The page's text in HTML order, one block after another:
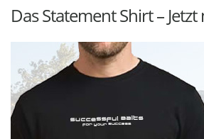
Das Statement Shirt – Jetzt